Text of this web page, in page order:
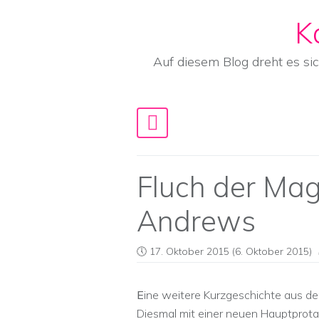
Auf diesem Blog dreht es
Main Navigation
Fluch der
Andrews
17. Oktober 2015 (6. Oktober 2015)
Eine weitere Kurzgeschichte aus
Diesmal mit einer neuen